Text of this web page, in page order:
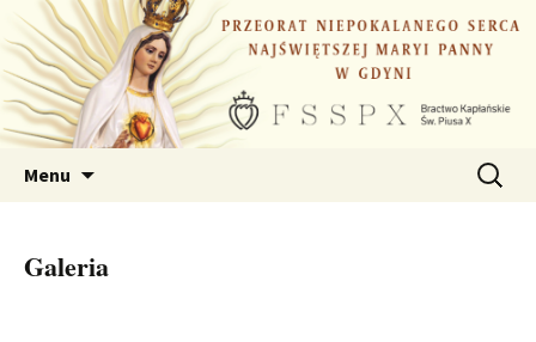
Przejdź
do
treści
Menu Szukaj:
Galeria